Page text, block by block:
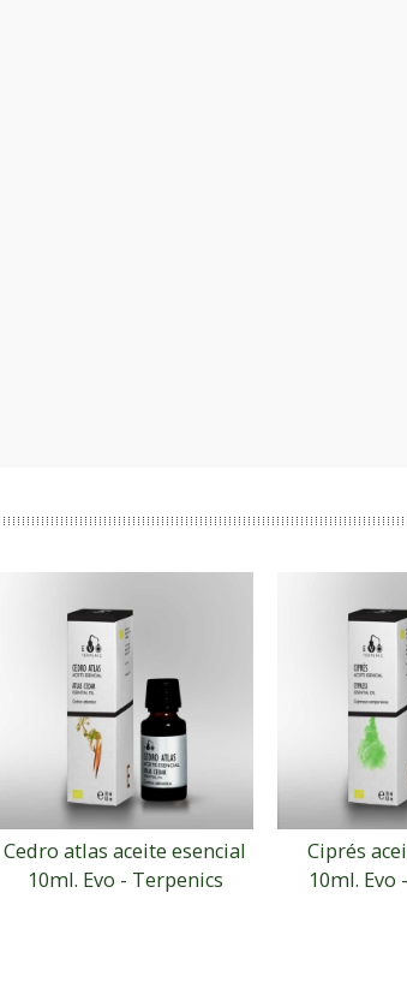
Cedro atlas aceite esencial
10ml. Evo - Terpenics
Ciprés
10ml. Evo